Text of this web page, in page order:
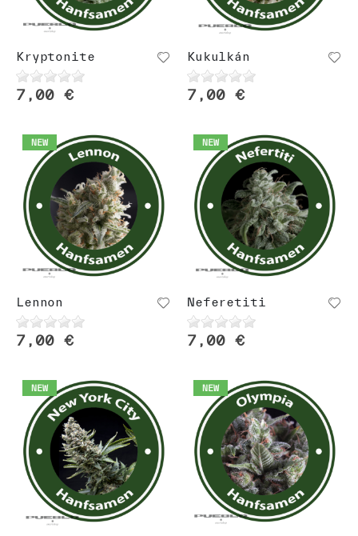
Kryptonite
7,00 €
Kukulkán
7,00 €
NEW
Lennon
7,00 €
NEW
Neferetiti
7,00 €
NEW NEW